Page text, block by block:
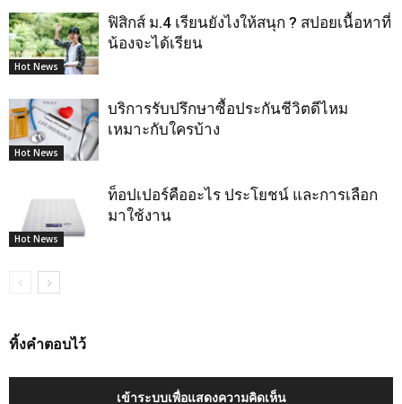
Hot News
ฟิสิกส์ ม.4 เรียนยังไงให้สนุก ? สปอยเนื้อหาที่
น้องจะได้เรียน
Hot News
บริการรับปรึกษาซื้อประกันชีวิตดีไหม
เหมาะกับใครบ้าง
Hot News
ท็อปเปอร์คืออะไร ประโยชน์ และการเลือก
มาใช้งาน
ทิ้งคำตอบไว้
เข้าระบบเพื่อแสดงความคิดเห็น